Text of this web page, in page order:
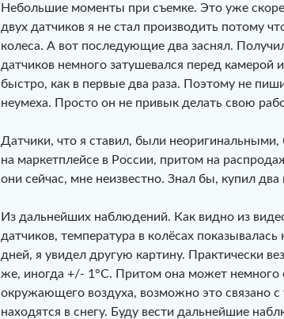
Небольшие моменты при съемке. Это уже
двух датчиков я не стал производить потому
колеса. А вот последующие два заснял.
датчиков немного затушевался перед камерой
быстро, как в первые два раза. Поэтому не
неумеха. Просто он не привык делать свою
Датчики, что я ставил, были неоригинальными,
на маркетплейсе в России, притом на
они сейчас, мне неизвестно. Знал бы, купил два
Из дальнейших наблюдений. Как видно из
датчиков, температура в колёсах
дней, я увидел другую картину. Практически
же, иногда +/- 1°С. Притом она может немного
окружающего воздуха, возможно это связано с
находятся в снегу. Буду вести дальнейшие